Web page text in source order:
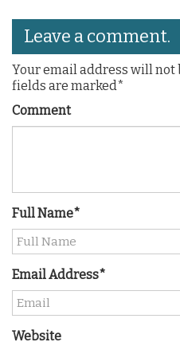
Leave a comment.
Your email address will not
fields are marked*
Comment
Full Name*
Email Address*
Website